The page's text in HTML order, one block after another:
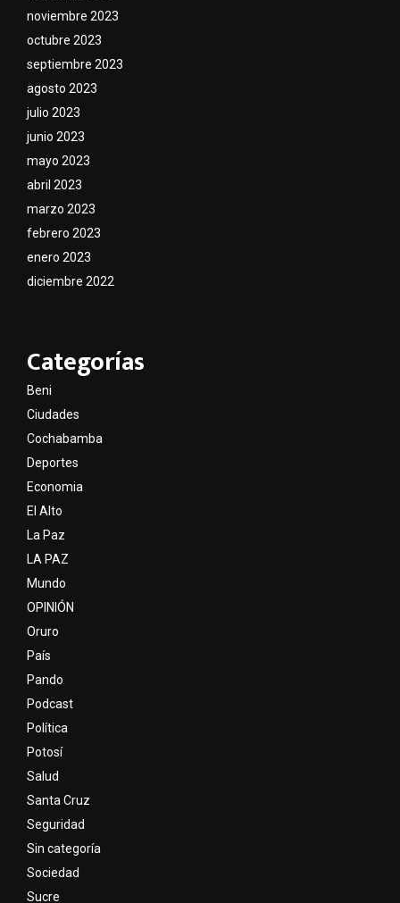
noviembre 2023
octubre 2023
septiembre 2023
agosto 2023
julio 2023
junio 2023
mayo 2023
abril 2023
marzo 2023
febrero 2023
enero 2023
diciembre 2022
Categorías
Beni
Ciudades
Cochabamba
Deportes
Economia
El Alto
La Paz
LA PAZ
Mundo
OPINIÓN
Oruro
País
Pando
Podcast
Política
Potosí
Salud
Santa Cruz
Seguridad
Sin categoría
Sociedad
Sucre